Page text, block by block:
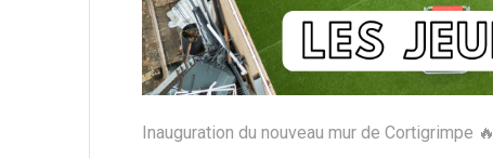
Inauguration du nouveau mur de Cortigrimpe 🔥